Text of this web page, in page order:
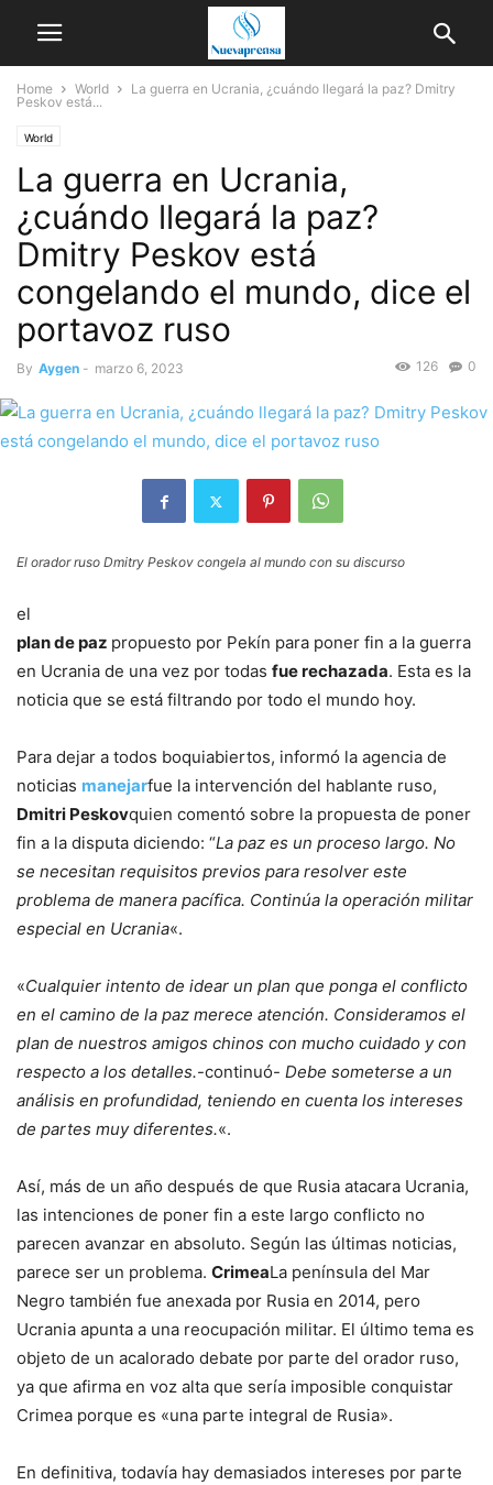
Home World
La guerra en Ucrania, ¿cuándo llegará la paz? Dmitry
Peskov está...
World
La guerra en Ucrania,
¿cuándo llegará la paz?
Dmitry Peskov está
congelando el mundo, dice el
portavoz ruso
By Aygen - marzo 6, 2023 0
126
El orador ruso Dmitry Peskov congela al mundo con su discurso
el
plan de paz propuesto por Pekín para poner fin a la guerra
en Ucrania de una vez por todas fue rechazada. Esta es la
noticia que se está filtrando por todo el mundo hoy.
Para dejar a todos boquiabiertos, informó la agencia de
noticias manejarfue la intervención del hablante ruso,
Dmitri Peskovquien comentó sobre la propuesta de poner
fin a la disputa diciendo: “La paz es un proceso largo. No
se necesitan requisitos previos para resolver este
problema de manera pacífica. Continúa la operación militar
especial en Ucrania«.
«Cualquier intento de idear un plan que ponga el conflicto
en el camino de la paz merece atención. Consideramos el
plan de nuestros amigos chinos con mucho cuidado y con
respecto a los detalles.-continuó- Debe someterse a un
análisis en profundidad, teniendo en cuenta los intereses
de partes muy diferentes.«.
Así, más de un año después de que Rusia atacara Ucrania,
las intenciones de poner fin a este largo conflicto no
parecen avanzar en absoluto. Según las últimas noticias,
parece ser un problema. CrimeaLa península del Mar
Negro también fue anexada por Rusia en 2014, pero
Ucrania apunta a una reocupación militar. El último tema es
objeto de un acalorado debate por parte del orador ruso,
ya que afirma en voz alta que sería imposible conquistar
Crimea porque es «una parte integral de Rusia».
En definitiva, todavía hay demasiados intereses por parte